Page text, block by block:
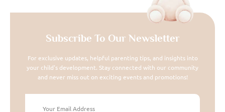
Subscribe To Our Newsletter
For exclusive updates, helpful parenting tips, and insights into
your child's development. Stay connected with our community
and never miss out on exciting events and promotions!